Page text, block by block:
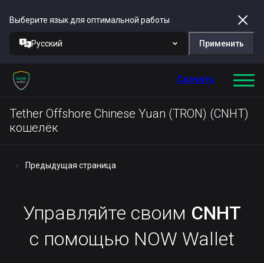
Выберите язык для оптимальной работы
Русский Применить
Скачать
Tether Offshore Chinese Yuan (TRON) (CNHT)
кошелёк
Предыдущая страница
Управляйте своим CNHT
с помощью NOW Wallet